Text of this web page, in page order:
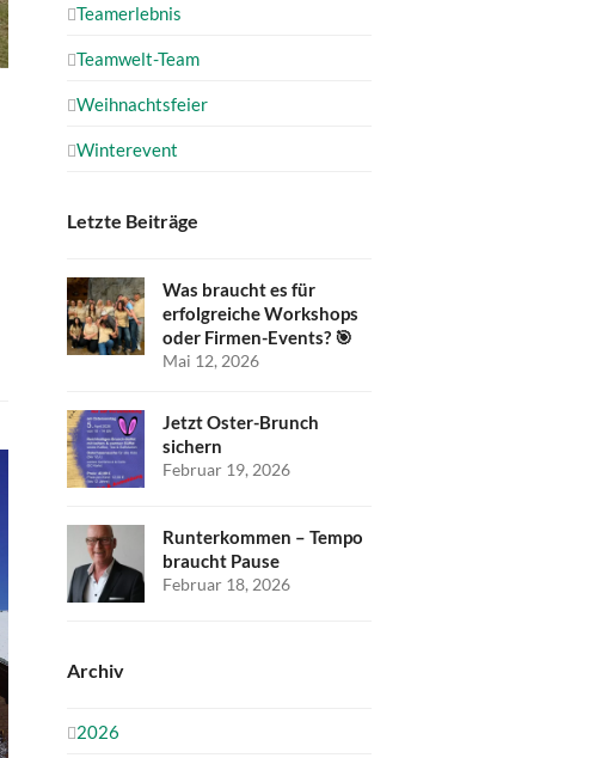
Teamerlebnis
Teamwelt-Team
Weihnachtsfeier
Winterevent
Letzte Beiträge
Was braucht es für
erfolgreiche Workshops
oder Firmen-Events? 🎯
Mai 12, 2026
Jetzt Oster-Brunch
sichern
Februar 19, 2026
Runterkommen – Tempo
braucht Pause
Februar 18, 2026
Archiv
2026